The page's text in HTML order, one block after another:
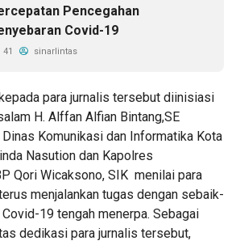
Pencegahan
Covid-19
41 sinarlintas
para jurnalis tersebut diinisiasi
H. Alffan Alfian Bintang,SE
Komunikasi dan Informatika Kota
Nasution dan Kapolres
Qori Wicaksono, SIK menilai para
menjalankan tugas dengan sebaik-
19 tengah menerpa. Sebagai
dedikasi para jurnalis tersebut,